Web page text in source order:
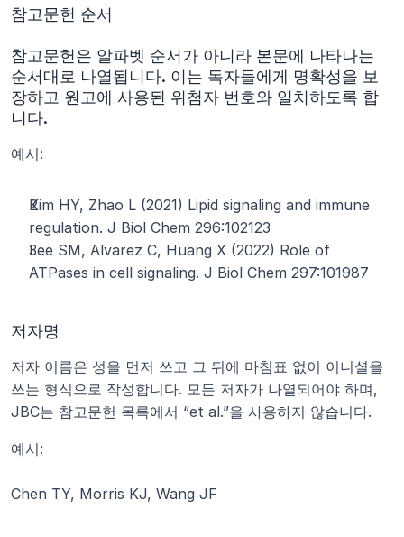
참고문헌 순서
참고문헌은 알파벳 순서가 아니라 본문에 나타나는
순서대로 나열됩니다. 이는 독자들에게 명확성을 보
장하고 원고에 사용된 위첨자 번호와 일치하도록 합
니다.
예시:
Kim HY, Zhao L (2021) Lipid signaling and immune
regulation. J Biol Chem 296:102123
Lee SM, Alvarez C, Huang X (2022) Role of
ATPases in cell signaling. J Biol Chem 297:101987
저자명
저자 이름은 성을 먼저 쓰고 그 뒤에 마침표 없이 이니셜을
쓰는 형식으로 작성합니다. 모든 저자가 나열되어야 하며,
JBC는 참고문헌 목록에서 “et al.”을 사용하지 않습니다.
예시:
Chen TY, Morris KJ, Wang JF